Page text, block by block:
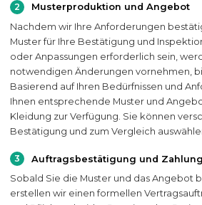
2
Musterproduktion und Angebot
Nachdem wir Ihre Anforderungen
Muster für Ihre Bestätigung und
oder Anpassungen erforderlich sein,
notwendigen Änderungen vornehmen,
Basierend auf Ihren Bedürfnissen und
Ihnen entsprechende Muster und
Kleidung zur Verfügung. Sie können
Bestätigung und zum Vergleich
3
Auftragsbestätigung und Zahlung
Sobald Sie die Muster und das Angebot
erstellen wir einen formellen